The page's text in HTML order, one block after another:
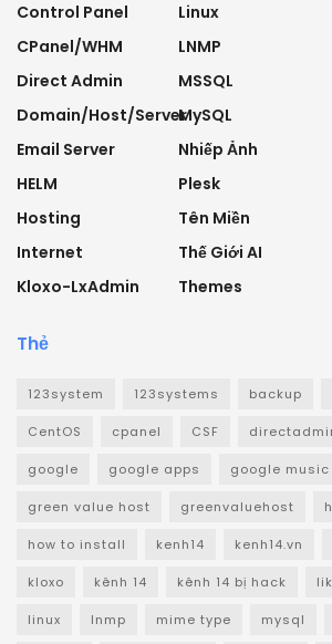
Control Panel
CPanel/WHM
Direct Admin
Domain/Host/Server
Email Server
HELM
Hosting
Internet
Kloxo-LxAdmin
Linux
LNMP
MSSQL
MySQL
Nhiếp Ảnh
Plesk
Tên Miền
Thế Giới AI
Themes
Thẻ
123system 123systems backup
CentOS cpanel CSF
google google apps google music
green value host greenvaluehost
how to install kenh14 kenh14.vn
kloxo kênh 14 kênh 14 bị hack
linux lnmp mime type mysql